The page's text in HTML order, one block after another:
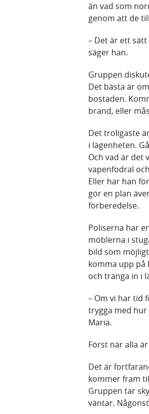
än vad som
genom att de
– Det är ett
säger han.
Gruppen
Det bästa är
bostaden.
brand, eller
Det troligaste
i lägenheten.
Och vad är det
vapenfodral
Eller har han
gör en plan
förberedelse.
Poliserna har
möblerna i
bild som
komma upp
och tränga in i
– Om vi har tid
trygga med hur
Maria.
Först när alla
Det är
kommer fram
Gruppen tar
väntar.